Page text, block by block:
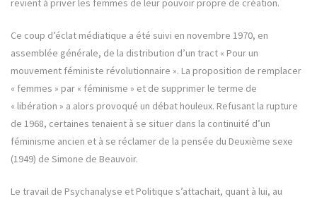
revient à priver les femmes de leur pouvoir propre de création.
Ce coup d’éclat médiatique a été suivi en novembre 1970, en
assemblée générale, de la distribution d’un tract « Pour un
mouvement féministe révolutionnaire ». La proposition de remplacer
« femmes » par « féminisme » et de supprimer le terme de
« libération » a alors provoqué un débat houleux. Refusant la rupture
de 1968, certaines tenaient à se situer dans la continuité d’un
féminisme ancien et à se réclamer de la pensée du Deuxième sexe
(1949) de Simone de Beauvoir.
Le travail de Psychanalyse et Politique s’attachait, quant à lui, au